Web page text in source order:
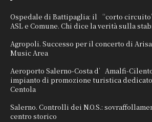
Ospedale di Battipaglia: il “corto
ASL e Comune. Chi dice la verità sulla
Agropoli. Successo per il concerto di
Music Area
Aeroporto Salerno-Costa d’Amalfi-
impianto di promozione turistica
Centola
Salerno. Controlli dei N.O.S.:
centro storico